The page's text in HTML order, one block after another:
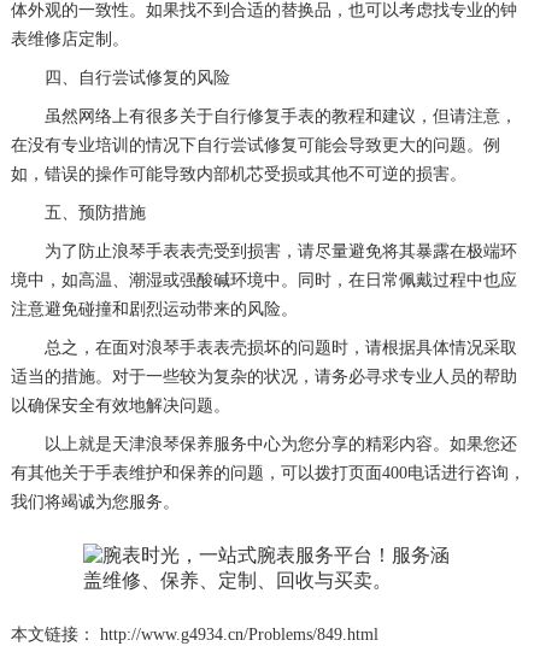
体外观的一致性。如果找不到合适的替换品，也可以考虑找专业的钟
表维修店定制。
四、自行尝试修复的风险
虽然网络上有很多关于自行修复手表的教程和建议，但请注意，
在没有专业培训的情况下自行尝试修复可能会导致更大的问题。例
如，错误的操作可能导致内部机芯受损或其他不可逆的损害。
五、预防措施
为了防止浪琴手表表壳受到损害，请尽量避免将其暴露在极端环
境中，如高温、潮湿或强酸碱环境中。同时，在日常佩戴过程中也应
注意避免碰撞和剧烈运动带来的风险。
总之，在面对浪琴手表表壳损坏的问题时，请根据具体情况采取
适当的措施。对于一些较为复杂的状况，请务必寻求专业人员的帮助
以确保安全有效地解决问题。
以上就是天津浪琴保养服务中心为您分享的精彩内容。如果您还
有其他关于手表维护和保养的问题，可以拨打页面400电话进行咨询，
我们将竭诚为您服务。
本文链接： http://www.g4934.cn/Problems/849.html